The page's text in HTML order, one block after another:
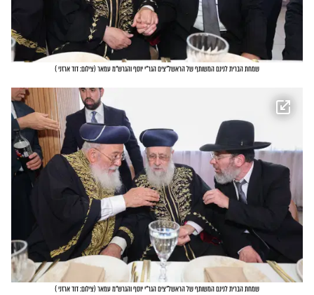
שמחת הברית לנינם המשותף של הראשל"צים הגר"י יוסף והגרש"מ עמאר (צילום: דוד ארזני)
שמחת הברית לנינם המשותף של הראשל"צים הגר"י יוסף והגרש"מ עמאר (צילום: דוד ארזני)